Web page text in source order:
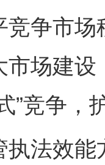
市场
市场建
”竞争，
法效能